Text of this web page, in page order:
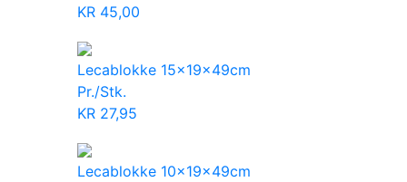
KR 45,00
Lecablokke 15x19x49cm
Pr./Stk.
KR 27,95
Lecablokke 10x19x49cm